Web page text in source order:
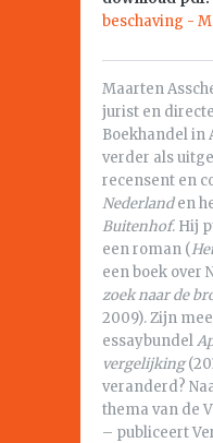
beschaving -
Maarten
jurist en
Boekhandel in
verder als
recensent en
Nederlanden
Buitenhof. Hij
een roman (
een boek over
zoek naar de
2009). Zijn
essaybundel
vergelijking
veranderd?
thema van de
– publiceert